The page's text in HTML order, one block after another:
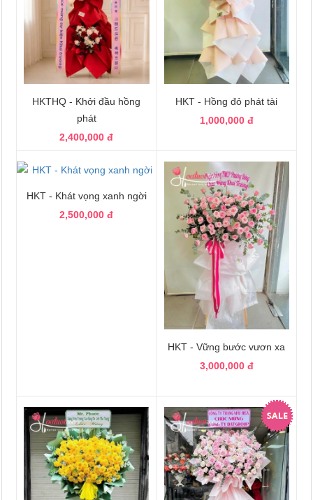
HKTHQ - Khởi đầu hồng
phát
2,400,000 đ
HKT - Hồng đỏ phát tài
1,000,000 đ
HKT - Khát vọng xanh ngời
2,500,000 đ
HKT - Vững bước vươn xa
3,000,000 đ